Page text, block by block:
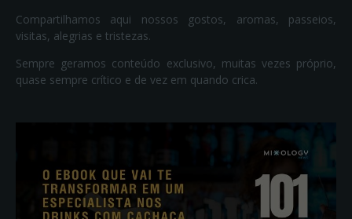
Compartilhamos aqui nossos gostos, aromas, passeios,
visitas, alegrias e tristezas.
Sempre geramos conteúdo exclusivo, muitas vezes próprio,
quase sempre crítico e de vez em quando crica.